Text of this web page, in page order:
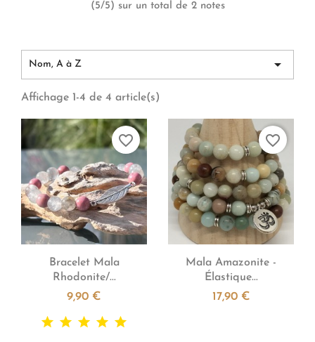
(5/5) sur un total de 2 notes
Nom, A à Z 
Affichage 1-4 de 4 article(s)
Aperçu rapide
Bracelet Mala
Rhodonite/...
9,90 €
favorite_border
Aperçu rapide
Mala Amazonite -
Élastique...
17,90 €
favorite_border